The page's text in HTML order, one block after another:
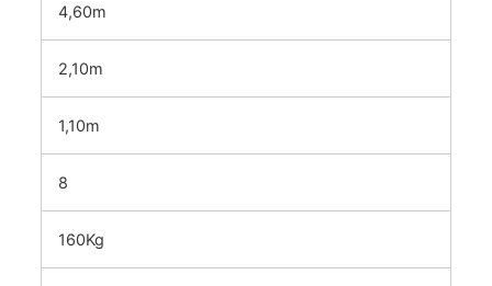
4,60m
2,10m
1,10m
8
160Kg